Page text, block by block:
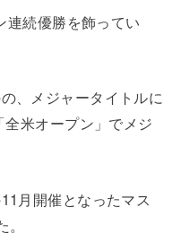
連続優勝を飾ってい
、メジャータイトルに
米オープン」でメジ
月開催となったマス